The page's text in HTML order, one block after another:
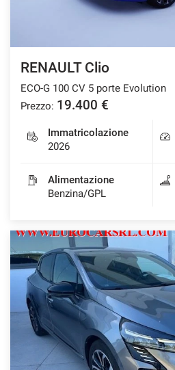
RENAULT Clio
ECO-G 100 CV 5 porte Evolution
Prezzo: 19.400 €
Immatricolazione
2026
Alimentazione
Benzina/GPL